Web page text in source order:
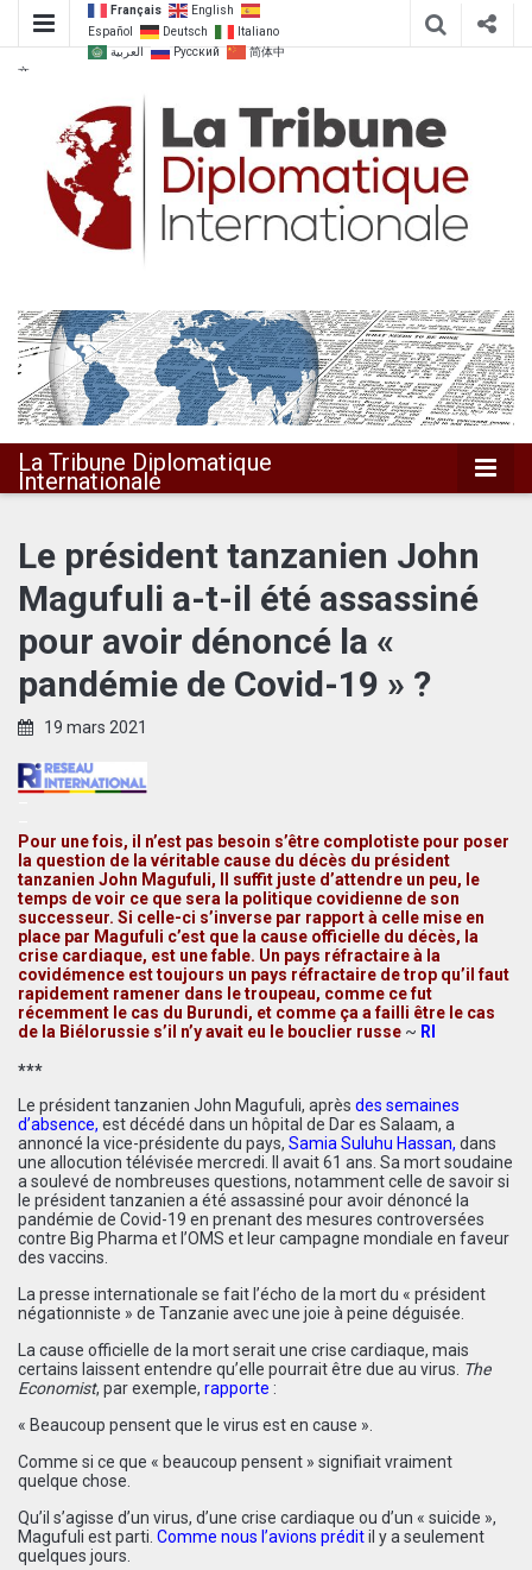
Français
English
Español
Deutsch
Italiano
العربية
Русский
简体中
文
La Tribune
Diplomatique
Internationale
La Tribune Diplomatique
Internationale
Le président tanzanien John
Magufuli a-t-il été assassiné
pour avoir dénoncé la «
pandémie de Covid-19 » ?
19 mars 2021
Pour une fois, il n’est pas besoin s’être complotiste pour poser
la question de la véritable cause du décès du président
tanzanien John Magufuli, Il suffit juste d’attendre un peu, le
temps de voir ce que sera la politique covidienne de son
successeur. Si celle-ci s’inverse par rapport à celle mise en
place par Magufuli c’est que la cause officielle du décès, la
crise cardiaque, est une fable. Un pays réfractaire à la
covidémence est toujours un pays réfractaire de trop qu’il faut
rapidement ramener dans le troupeau, comme ce fut
récemment le cas du Burundi, et comme ça a failli être le cas
de la Biélorussie s’il n’y avait eu le bouclier russe ~ RI
***
Le président tanzanien John Magufuli, après des semaines
d’absence, est décédé dans un hôpital de Dar es Salaam, a
annoncé la vice-présidente du pays, Samia Suluhu Hassan, dans
une allocution télévisée mercredi. Il avait 61 ans. Sa mort soudaine
a soulevé de nombreuses questions, notamment celle de savoir si
le président tanzanien a été assassiné pour avoir dénoncé la
pandémie de Covid-19 en prenant des mesures controversées
contre Big Pharma et l’OMS et leur campagne mondiale en faveur
des vaccins.
La presse internationale se fait l’écho de la mort du « président
négationniste » de Tanzanie avec une joie à peine déguisée.
La cause officielle de la mort serait une crise cardiaque, mais
certains laissent entendre qu’elle pourrait être due au virus. The
Economist, par exemple, rapporte :
« Beaucoup pensent que le virus est en cause ».
Comme si ce que « beaucoup pensent » signifiait vraiment
quelque chose.
Qu’il s’agisse d’un virus, d’une crise cardiaque ou d’un « suicide »,
Magufuli est parti. Comme nous l’avions préditil y a seulement
quelques jours.